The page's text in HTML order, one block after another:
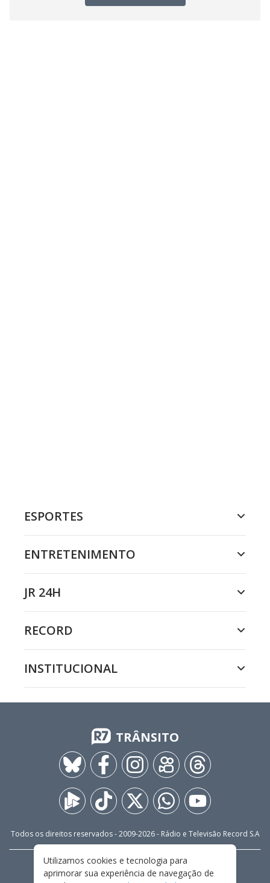
ESPORTES
ENTRETENIMENTO
JR 24H
RECORD
INSTITUCIONAL
TRÂNSITO
Todos os direitos reservados - 2009-2026- Rádio e Televisão Record S.A
FALE CONOSCO
PRIVACIDADE
Utilizamos cookies e tecnologia para
aprimorar sua experiência de navegação de